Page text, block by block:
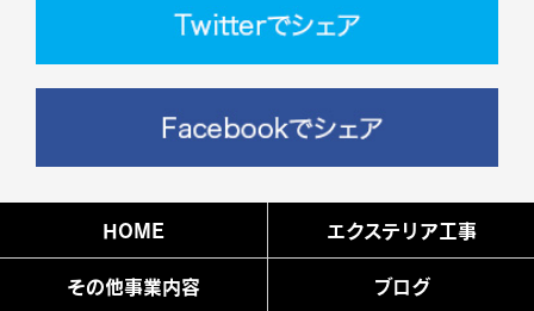
HOME エクステリア工事
その他事業内容 ブログ